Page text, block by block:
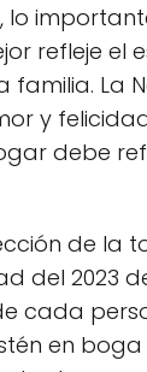
lo
refleje el
familia. La
y
debe
de la
del 2023
cada
en boga